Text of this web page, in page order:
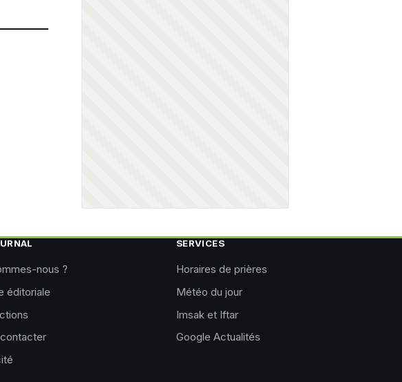
nous ?
éditoriale
SERVICES
Horaires de prières
Météo du jour
Imsak et Iftar
Google Actualités